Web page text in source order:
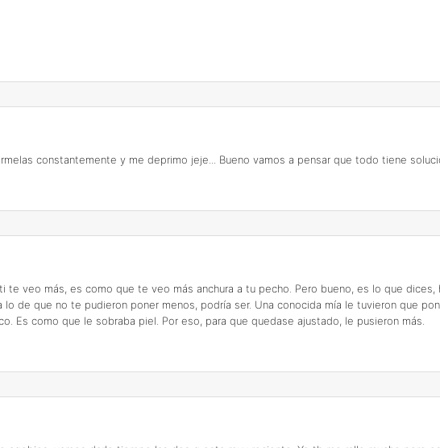
constantemente y me deprimo jeje... Bueno vamos a pensar que todo tiene
te veo más, es como que te veo más anchura a tu pecho. Pero bueno, es lo que
lo de que no te pudieron poner menos, podría ser. Una conocida mía le tuvieron que
Es como que le sobraba piel. Por eso, para que quedase ajustado, le pusieron más.